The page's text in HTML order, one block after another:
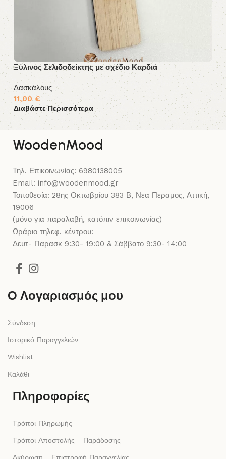
Ξύλινος Σελιδοδείκτης με σχέδιο Καρδιά
Δασκάλους
11,00€
Διαβάστε Περισσότερα
WoodenMood
Τηλ. Επικοινωνίας: 6980138005
Email: info@woodenmood.gr
Τοποθεσία: 28ης Οκτωβρίου 383 Β, Νεα Περαμος, Αττική,
19006
(μόνο για παραλαβή, κατόπιν επικοινωνίας)
Ωράριο τηλεφ. κέντρου:
Δευτ- Παρασκ 9:30- 19:00 & Σάββατο 9:30- 14:00
Ο Λογαριασμός μου
Σύνδεση
Ιστορικό Παραγγελιών
Wishlist
Καλάθι
Πληροφορίες
Τρόποι Πληρωμής
Τρόποι Αποστολής - Παράδοσης